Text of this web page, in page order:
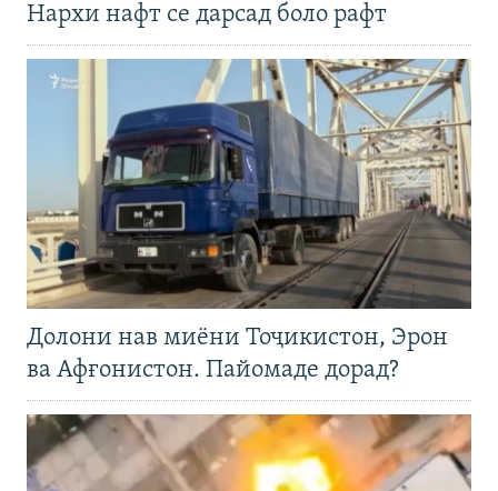
Нархи нафт се дарсад боло рафт
Долони нав миёни Тоҷикистон, Эрон
ва Афғонистон. Пайомаде дорад?